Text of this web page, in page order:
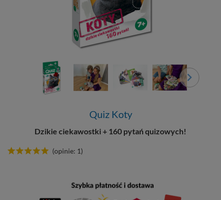
Quiz Koty
Dzikie ciekawostki + 160 pytań quizowych!
(opinie: 1)